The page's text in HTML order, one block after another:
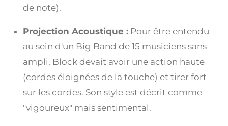
de note).
Projection Acoustique : Pour être entendu
au sein d'un Big Band de 15 musiciens sans
ampli, Block devait avoir une action haute
(cordes éloignées de la touche) et tirer fort
sur les cordes. Son style est décrit comme
"vigoureux" mais sentimental.